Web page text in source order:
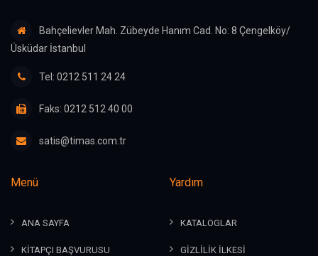
Bahçelievler Mah. Zübeyde Hanım Cad. No: 8 Çengelköy/
Üsküdar İstanbul
Tel: 0212 511 24 24
Faks: 0212 512 40 00
satis@timas.com.tr
Menü
ANA SAYFA
KİTAPÇI BAŞVURUSU
Yardım
KATALOGLAR
GİZLİLİK İLKESİ